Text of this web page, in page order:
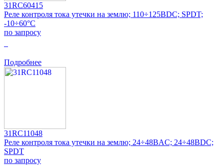
31RC60415
Реле контроля тока утечки на землю; 110÷125ВDC; SPDT;
-10÷60°C
по запросу
Подробнее
31RC11048
Реле контроля тока утечки на землю; 24÷48ВAC; 24÷48ВDC;
SPDT
по запросу